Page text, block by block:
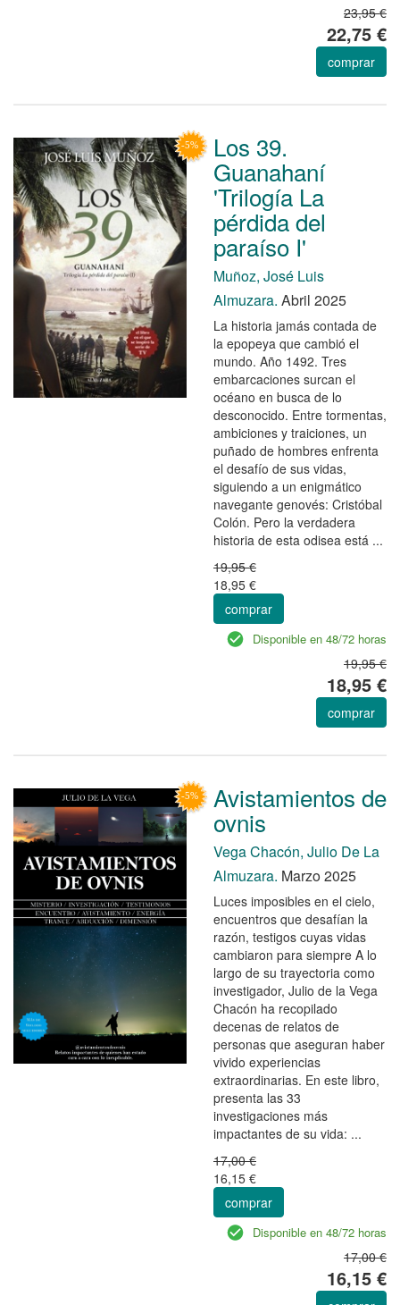
23,95 €
22,75 €
comprar
Los 39.
Guanahaní
'Trilogía La
pérdida del
paraíso I'
Muñoz, José Luis
Almuzara. Abril 2025
La historia jamás contada de
la epopeya que cambió el
mundo. Año 1492. Tres
embarcaciones surcan el
océano en busca de lo
desconocido. Entre tormentas,
ambiciones y traiciones, un
puñado de hombres enfrenta
el desafío de sus vidas,
siguiendo a un enigmático
navegante genovés: Cristóbal
Colón. Pero la verdadera
historia de esta odisea está ...
19,95 €
18,95 €
comprar
Disponible en 48/72 horas
19,95 €
18,95 €
comprar
Avistamientos de
ovnis
Vega Chacón, Julio De La
Almuzara. Marzo 2025
Luces imposibles en el cielo,
encuentros que desafían la
razón, testigos cuyas vidas
cambiaron para siempre A lo
largo de su trayectoria como
investigador, Julio de la Vega
Chacón ha recopilado
decenas de relatos de
personas que aseguran haber
vivido experiencias
extraordinarias. En este libro,
presenta las 33
investigaciones más
impactantes de su vida: ...
17,00 €
16,15 €
comprar
Disponible en 48/72 horas
17,00 €
16,15 €